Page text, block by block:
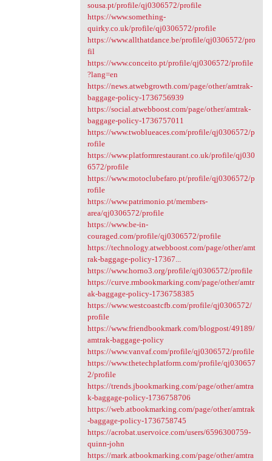
sousa.pt/profile/qj0306572/profile
https://www.something-
quirky.co.uk/profile/qj0306572/profile
https://www.allthatdance.be/profile/qj0306572/pro
fil
https://www.conceito.pt/profile/qj0306572/profile
?lang=en
https://news.atwebgrowth.com/page/other/amtrak-
baggage-policy-1736756939
https://social.atwebboost.com/page/other/amtrak-
baggage-policy-1736757011
https://www.twoblueaces.com/profile/qj0306572/p
rofile
https://www.platformrestaurant.co.uk/profile/qj030
6572/profile
https://www.motoclubefaro.pt/profile/qj0306572/p
rofile
https://www.patrimonio.pt/members-
area/qj0306572/profile
https://www.be-in-
couraged.com/profile/qj0306572/profile
https://technology.atwebboost.com/page/other/amt
rak-baggage-policy-17367...
https://www.horno3.org/profile/qj0306572/profile
https://curve.rmbookmarking.com/page/other/amtr
ak-baggage-policy-1736758385
https://www.westcoastcfb.com/profile/qj0306572/
profile
https://www.friendbookmark.com/blogpost/49189/
amtrak-baggage-policy
https://www.vanvaf.com/profile/qj0306572/profile
https://www.thetechplatform.com/profile/qj030657
2/profile
https://trends.jbookmarking.com/page/other/amtra
k-baggage-policy-1736758706
https://web.atbookmarking.com/page/other/amtrak
-baggage-policy-1736758745
https://acrobat.uservoice.com/users/6596300759-
quinn-john
https://mark.atbookmarking.com/page/other/amtra